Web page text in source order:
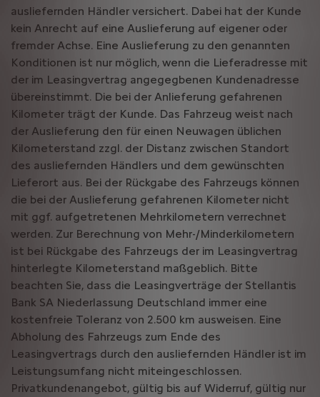
ausliefernden Händler versichert. Dabei hat der Kunde
kein Anrecht auf eine Auslieferung auf eigener oder
fremder Achse. Eine Auslieferung zu den genannten
Konditionen ist nur möglich, wenn die Lieferadresse mit
der im Leasingvertrag angegegbenen Kundenadresse
übereinstimmt. Die bei der Anlieferung gefahrenen
Kilometer trägt der Kunde. Das Fahrzeug weist nach
der Auslieferung den für einen Neuwagen üblichen
Kilometerstand zzgl. der Distanz zwischen Standort
des ausliefernden Händlers und dem gewünschten
Lieferort aus. Bei der Rückgabe des Fahrzeugs können
die bei der Auslieferung gefahrenen Kilometer nicht
mit ggf. aufgetretenen Mehrkilometern verrechnet
werden. Zur Berechnung von Mehr-/Minderkilometern
ist bei Rückgabe des Fahrzeugs der im Leasingvertrag
hinterlegte Kilometerstand maßgeblich. Bitte
beachten Sie, dass die Leasingverträge der Stellantis
Bank SA Niederlassung Deutschland immer eine
kostenfreie Toleranz von 2.500 km ausweisen. Eine
Abholung des Fahrzeugs zum Ende des
Leasingvertrags durch den ausliefernden Händler ist im
Leistungsumfang nicht miteingeschlossen.
Privatkundenangebot, gültig bis auf Widerruf, gültig nur